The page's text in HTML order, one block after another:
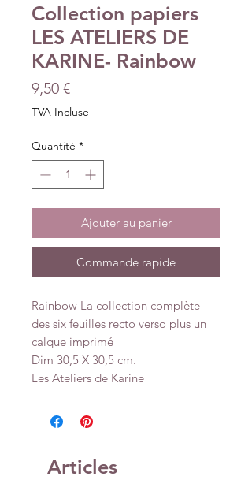
Collection papiers
LES ATELIERS DE
KARINE- Rainbow
9,50 €Prix
TVA Incluse
Quantité *
Ajouter au panier
Commande rapide
Rainbow La collection complète
des six feuilles recto verso plus un
calque imprimé
Dim 30,5 X 30,5 cm.
Les Ateliers de Karine
Articles